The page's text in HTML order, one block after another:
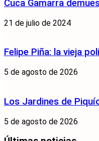
Cuca Gamarra
21 de julio de 2024
Felipe Piña: la vieja
5 de agosto de 2026
Los Jardines de
5 de agosto de 2026